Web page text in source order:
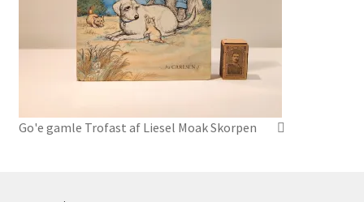
Go'e gamle Trofast af Liesel Moak Skorpen